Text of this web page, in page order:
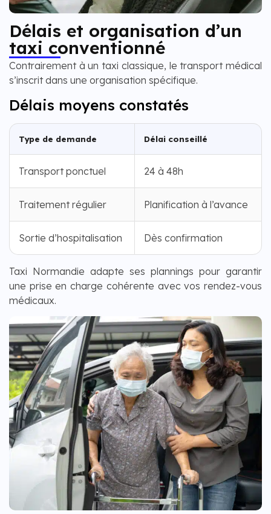
Délais et organisation d’un
taxi conventionné
Contrairement à un taxi classique, le transport médical
s’inscrit dans une organisation spécifique.
Délais moyens constatés
Type de demande Délai conseillé
Transport ponctuel 24 à 48h
Traitement régulier Planification à l’avance
Sortie d’hospitalisation Dès confirmation
Taxi Normandie adapte ses plannings pour garantir
une prise en charge cohérente avec vos rendez-vous
médicaux.